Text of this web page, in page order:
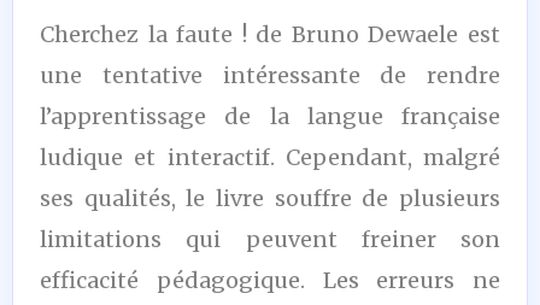
Cherchez la faute ! de Bruno Dewaele est
une tentative intéressante de rendre
l’apprentissage de la langue française
ludique et interactif. Cependant, malgré
ses qualités, le livre souffre de plusieurs
limitations qui peuvent freiner son
efficacité pédagogique. Les erreurs ne